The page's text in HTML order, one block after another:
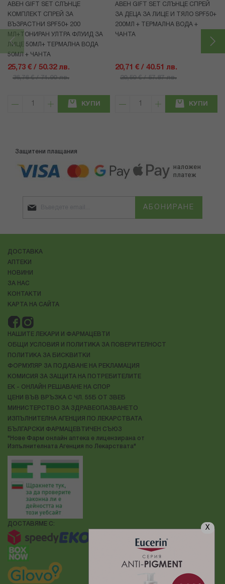
X
АВЕН GIFT SET СЛЪНЦЕ
КОМПЛЕКТ СПРЕЙ ЗА
ВЪЗРАСТНИ SPF50+ 200
МЛ+ТОНИРАН УЛТРА ФЛУИД ЗА
ЛИЦЕ 50МЛ+ ТЕРМАЛНА ВОДА
50МЛ + ЧАНТА
25,73 € / 50.32 лв.
36,76 € / 71.90 лв.
КУПИ
АВЕН GIFT SET СЛЪНЦЕ СПРЕЙ
ЗА ДЕЦА ЗА ЛИЦЕ И ТЯЛО SPF50+
200МЛ + ТЕРМАЛНА ВОДА +
ЧАНТА
20,71 € / 40.51 лв.
29,59 € / 57.87 лв.
КУПИ
Защитени плащания
АБОНИРАНЕ
ДОСТАВКА
АПТЕКИ
НОВИНИ
ЗА НАС
КОНТАКТИ
КАРТА НА САЙТА
НАШИТЕ ЛЕКАРИ И ФАРМАЦЕВТИ
ОБЩИ УСЛОВИЯ И ПОЛИТИКА ЗА ПОВЕРИТЕЛНОСТ
ПОЛИТИКА ЗА БИСКВИТКИ
ФОРМУЛЯР ЗА ПОДАВАНЕ НА РЕКЛАМАЦИЯ
КОМИСИЯ ЗА ЗАЩИТА НА ПОТРЕБИТЕЛИТЕ
ЕК - ОНЛАЙН РЕШАВАНЕ НА СПОР
ЦЕНИ ВЪВ ВРЪЗКА С ЧЛ. 55Б ОТ ЗВЕБ
МИНИСТЕРСТВО ЗА ЗДРАВЕОПАЗВАНЕТО
ИЗПЪЛНИТЕЛНА АГЕНЦИЯ ПО ЛЕКАРСТВАТА
БЪЛГАРСКИ ФАРМАЦЕВТИЧЕН СЪЮЗ
"Нове Фарм онлайн аптека е лицензирана от
Изпълнителната Агенция по Лекарствата"
ДОСТАВЯМЕ С: